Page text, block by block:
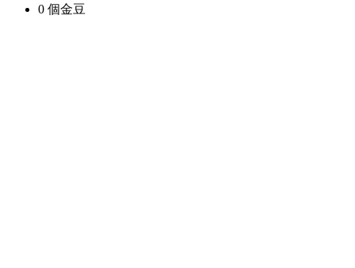
0 個金豆